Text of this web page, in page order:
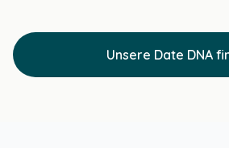
Unsere Date DNA